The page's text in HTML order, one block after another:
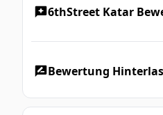
6thStreet Katar
Bewertung